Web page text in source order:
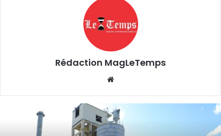
Rédaction MagLeTemps